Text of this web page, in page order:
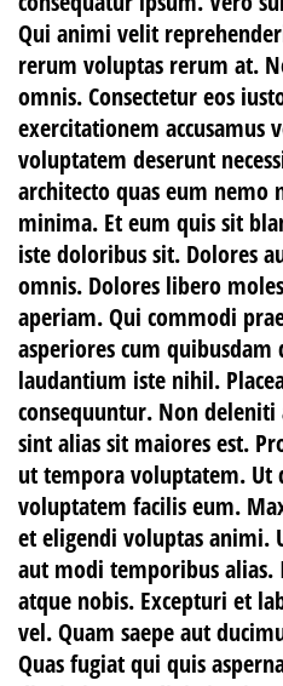
Qui animi velit
rerum voluptas rerum at.
omnis. Consectetur eos
exercitationem accusamus
voluptatem deserunt
architecto quas eum nemo
minima. Et eum quis sit
iste doloribus sit. Dolores
omnis. Dolores libero
aperiam. Qui commodi
asperiores cum
laudantium iste nihil.
consequuntur. Non
sint alias sit maiores est.
ut tempora voluptatem. Ut
voluptatem facilis eum.
et eligendi voluptas animi.
aut modi temporibus
atque nobis. Excepturi et
vel. Quam saepe aut
Quas fugiat qui quis